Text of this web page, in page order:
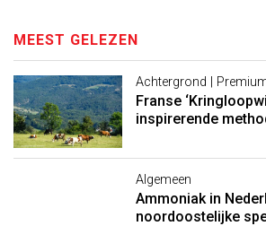
MEEST GELEZEN
Achtergrond |
Franse
inspirerende
Algemeen
Ammoniak in
noordoostelijke